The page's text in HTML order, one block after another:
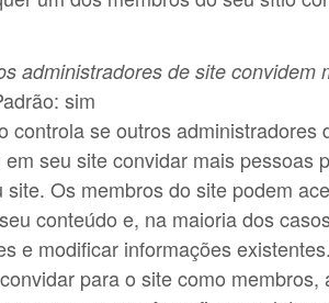
administradores de site convidem
sim
controla se outros administradores
seu site convidar mais pessoas
site. Os membros do site podem
conteúdo e, na maioria dos
e modificar informações
para o site como membros,